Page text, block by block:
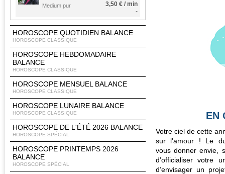
Medium pur
3,50 € / min
-
HOROSCOPE QUOTIDIEN BALANCE
HOROSCOPE CLASSIQUE
HOROSCOPE HEBDOMADAIRE
BALANCE
HOROSCOPE CLASSIQUE
HOROSCOPE MENSUEL BALANCE
HOROSCOPE CLASSIQUE
HOROSCOPE LUNAIRE BALANCE
HOROSCOPE CLASSIQUE
HOROSCOPE DE L'ÉTÉ 2026 BALANCE
HOROSCOPE SPÉCIAL
HOROSCOPE PRINTEMPS 2026
BALANCE
HOROSCOPE SPÉCIAL
EN
Votre ciel de cette
sur l'amour ! Le
vous donner envie,
d’officialiser votre
d’envisager un